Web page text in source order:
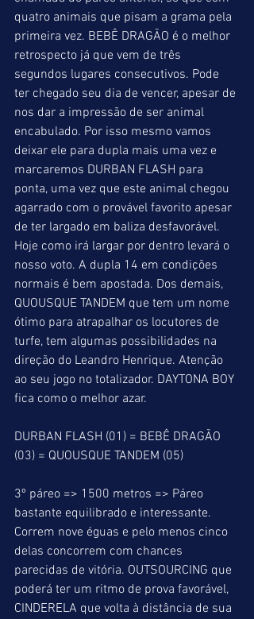
quatro animais que pisam a grama pela
primeira vez. BEBÊ DRAGÃO é o melhor
retrospecto já que vem de três
segundos lugares consecutivos. Pode
ter chegado seu dia de vencer, apesar de
nos dar a impressão de ser animal
encabulado. Por isso mesmo vamos
deixar ele para dupla mais uma vez e
marcaremos DURBAN FLASH para
ponta, uma vez que este animal chegou
agarrado com o provável favorito apesar
de ter largado em baliza desfavorável.
Hoje como irá largar por dentro levará o
nosso voto. A dupla 14 em condições
normais é bem apostada. Dos demais,
QUOUSQUE TANDEM que tem um nome
ótimo para atrapalhar os locutores de
turfe, tem algumas possibilidades na
direção do Leandro Henrique. Atenção
ao seu jogo no totalizador. DAYTONA BOY
fica como o melhor azar.
DURBAN FLASH (01) = BEBÊ DRAGÃO
(03) = QUOUSQUE TANDEM (05)
3º páreo => 1500 metros => Páreo
bastante equilibrado e interessante.
Correm nove éguas e pelo menos cinco
delas concorrem com chances
parecidas de vitória. OUTSOURCING que
poderá ter um ritmo de prova favorável,
CINDERELA que volta à distância de sua